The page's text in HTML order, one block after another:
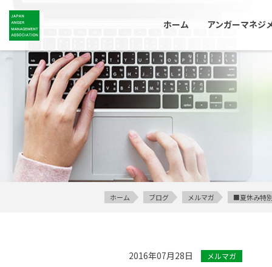
ホーム アンガーマネジ
ホーム ブログ メルマガ ■夏休み特
2016年07月28日 メルマガ